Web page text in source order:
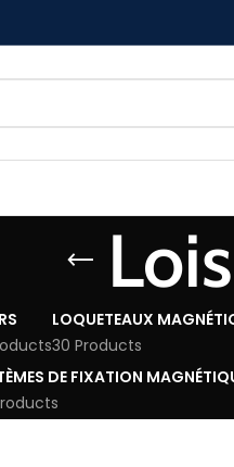
LOQUETEAUX
30 Products
DE FIXATION